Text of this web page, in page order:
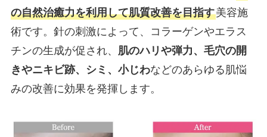
の自然治癒力を利用して肌質改善を目指す美容施
術です。針の刺激によって、コラーゲンやエラス
チンの生成が促され、
肌のハリや弾力、毛穴の開
きやニキビ跡、シミ、小じわなどのあらゆる肌悩
みの改善に効果を発揮します。